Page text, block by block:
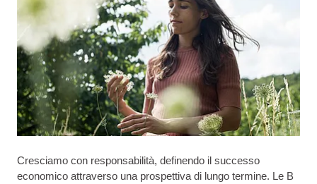
Cresciamo con responsabilità, definendo il successo
economico attraverso una prospettiva di lungo termine. Le B